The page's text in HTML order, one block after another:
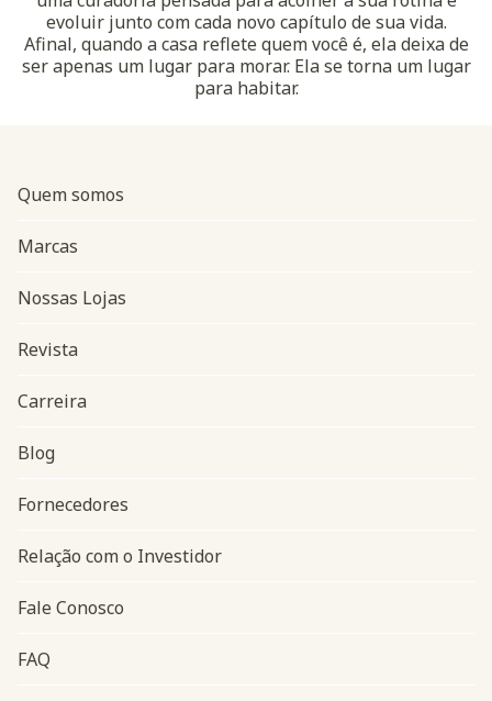
evoluir junto com cada novo capítulo de sua vida.
Afinal, quando a casa reflete quem você é, ela deixa de
ser apenas um lugar para morar. Ela se torna um lugar
para habitar.
Navegação do rodapé
Quem somos
Marcas
Nossas Lojas
Revista
Carreira
Blog
Fornecedores
Relação com o Investidor
Fale Conosco
FAQ